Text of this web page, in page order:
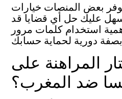
بعض المنصات خيارات
عليك حل أي قضايا قد
استخدام كلمات مرور
المراهنة على
ضد المغرب؟